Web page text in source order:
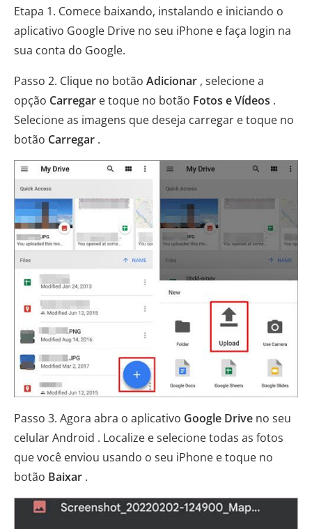
Etapa 1. Comece baixando, instalando e iniciando o
aplicativo Google Drive no seu iPhone e faça login na
sua conta do Google.
Passo 2. Clique no botão Adicionar , selecione a
opção Carregar e toque no botão Fotos e Vídeos .
Selecione as imagens que deseja carregar e toque no
botão Carregar .
Passo 3. Agora abra o aplicativo Google Drive no seu
celular Android . Localize e selecione todas as fotos
que você enviou usando o seu iPhone e toque no
botão Baixar .